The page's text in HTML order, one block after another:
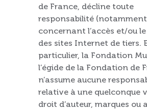
de France, décline toute
responsabilité
concernant l’accès et/ou
des sites Internet de tiers.
particulier, la Fondation
l’égide de la Fondation de
n’assume aucune
relative à une quelconque
droit d’auteur, marques ou